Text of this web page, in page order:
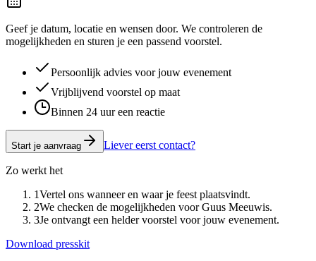
Geef je datum, locatie en wensen door. We controleren de
mogelijkheden en sturen je een passend voorstel.
Persoonlijk advies voor jouw evenement
Vrijblijvend voorstel op maat
Binnen 24 uur een reactie
Start je aanvraag Liever eerst contact?
Zo werkt het
1Vertel ons wanneer en waar je feest plaatsvindt.
2We checken de mogelijkheden voor Guus Meeuwis.
3Je ontvangt een helder voorstel voor jouw evenement.
Download presskit